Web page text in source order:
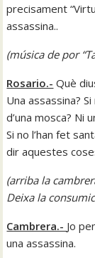
precisament
assassina..
(música de por
Rosario.- Què
Una assassina?
d’una mosca? Ni
Si no l’han fet
dir aquestes
(arriba la
Deixa la
Cambrera.- Jo
una assassina.